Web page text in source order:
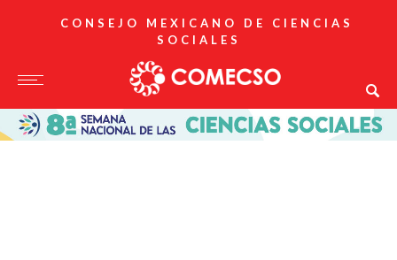
CONSEJO MEXICANO DE CIENCIAS
SOCIALES